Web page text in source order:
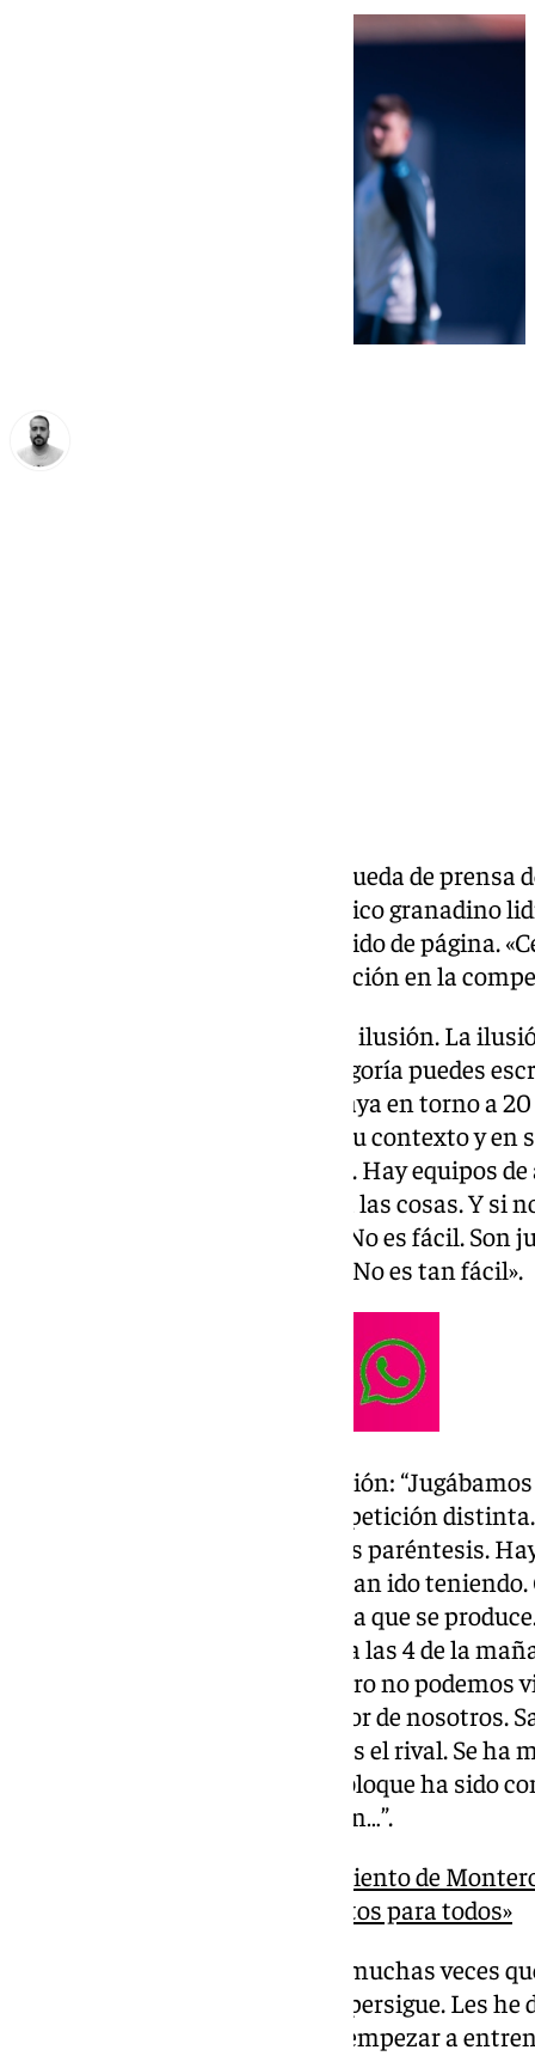
Este viernes ha tenido lugar la rueda de prensa
lunes ante el Zaragzoza. El técnico granadino
también, donde quiso pasar rápido de página.
Funes en relación a esa eliminación en la
Resaca de Copa: «No hablaba de ilusión. La
contra un rival de superior categoría puedes
excusa. No es casualidad que haya en torno a
de inferior categoría. Están en su contexto y en
Hace que no sea tanta sorpresa. Hay equipos
de dos categorías menos. Iguala las cosas. Y si
del fútbol, estás en desventaja. No es fácil. Son
minutos, que vienen de lesión… No es tan fácil».
Estado anímico con la eliminación:
paréntesis porque era una competición
la Copa. A partir de ahí cerramos paréntesis.
mochila de los problemas que han ido
siente así. Más por la forma en la que se
que van a ver el partido. Llegan a las 4 de la
siguiente. Uno se siente mal, pero no podemos
sacar la sonrisa para dar lo mejor de nosotros.
Viene con tres victorias seguidas el rival. Se
fuerte defensivamente. En ese bloque ha sido
resultados. En jugada solo le han…”.
Funes, sobre el bajo rendimiento de
provocar que haya momentos para todos»
Charla con los jugadores: “Hay muchas veces
derrota a ellos les escuece y les persigue. Les
ellos terminó el duelo antes de empezar a